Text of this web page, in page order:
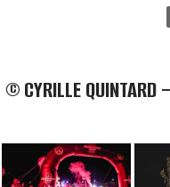
© CYRILLE QUINTARD